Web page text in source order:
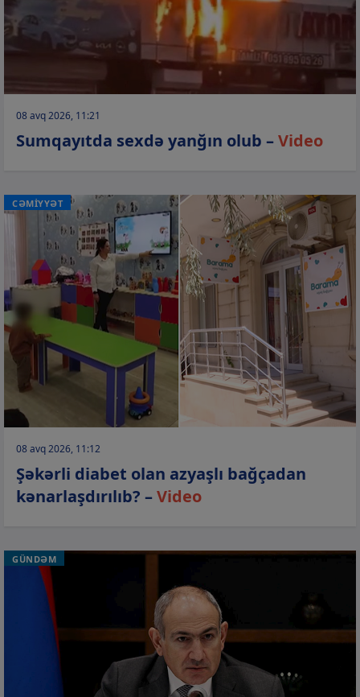
08 avq 2026, 11:21
Sumqayıtda sexdə yanğın olub –Video
CƏMİYYƏT
08 avq 2026, 11:12
Şəkərli diabet olan azyaşlı bağçadan
kənarlaşdırılıb? –Video
GÜNDƏM